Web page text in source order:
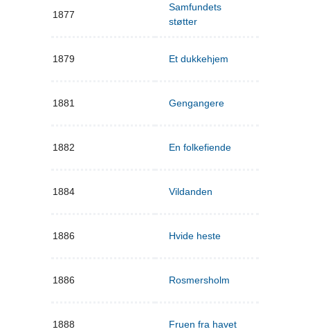
1877
Samfundets
støtter
1879 Et dukkehjem
1881 Gengangere
1882 En folkefiende
1884 Vildanden
1886 Hvide heste
1886 Rosmersholm
1888 Fruen fra havet